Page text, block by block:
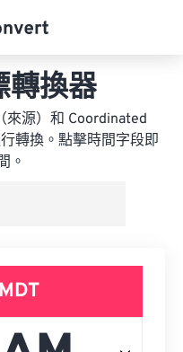
轉換器
來源）和 Coordinated
轉換。點擊時間字段即
。